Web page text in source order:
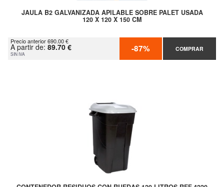
JAULA B2 GALVANIZADA APILABLE SOBRE PALET USADA
120 X 120 X 150 CM
Precio anterior 690.00 €
A partir de: 89.70 €
SIN IVA -87% COMPRAR